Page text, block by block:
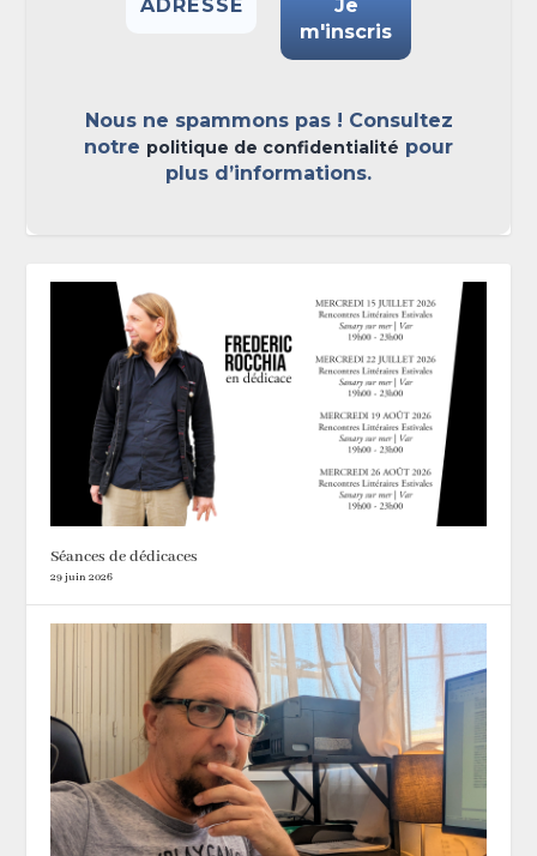
Nous ne spammons pas ! Consultez
notre politique de confidentialité pour
plus d’informations.
Séances de dédicaces
29 juin 2026